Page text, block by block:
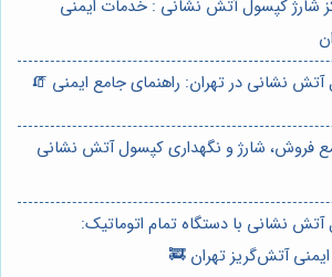
شارژ کپسول آتش نشانی : خدمات ایمنی
آتش نشانی در تهران: راهنمای جامع ایمنی 🧯
فروش، شارژ و نگهداری کپسول آتش نشانی
آتش نشانی با دستگاه تمام اتوماتیک:
آتش‌گریز تهران 🚒